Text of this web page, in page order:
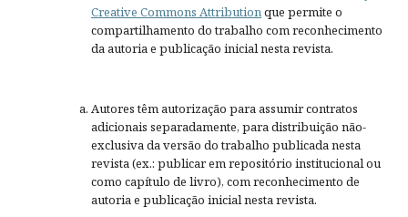
Creative Commons Attributionque permite o
compartilhamento do trabalho com reconhecimento
da autoria e publicação inicial nesta revista.
Autores têm autorização para assumir contratos
adicionais separadamente, para distribuição não-
exclusiva da versão do trabalho publicada nesta
revista (ex.: publicar em repositório institucional ou
como capítulo de livro), com reconhecimento de
autoria e publicação inicial nesta revista.